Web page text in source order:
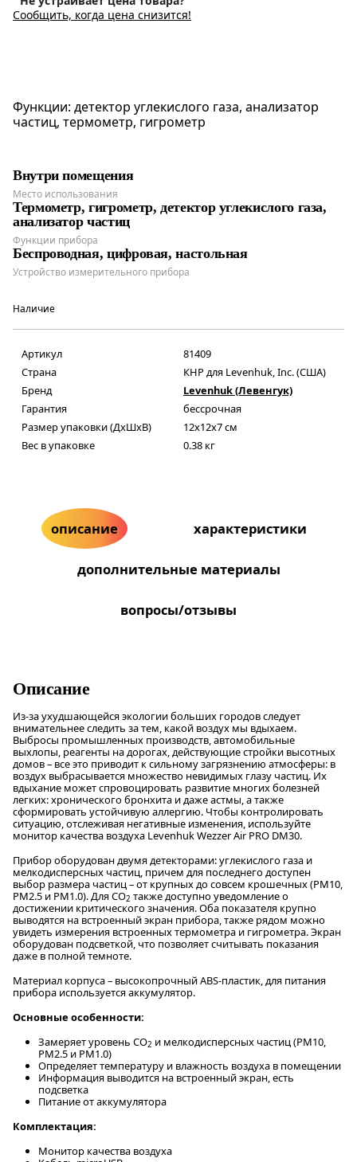
Сообщить, когда цена снизится!
Функции: детектор углекислого газа, анализатор
частиц, термометр, гигрометр
Внутри помещения
Место использования
Термометр, гигрометр, детектор углекислого газа,
анализатор частиц
Функции прибора
Беспроводная, цифровая, настольная
Устройство измерительного прибора
Наличие
Артикул
81409
Страна
КНР для Levenhuk, Inc. (США)
Бренд
Levenhuk (Левенгук)
Гарантия
бессрочная
Размер упаковки (ДxШxВ)
12x12x7 см
Вес в упаковке
0.38 кг
описание характеристики
дополнительные материалы
вопросы/отзывы
Описание
Из-за ухудшающейся экологии больших городов следует
внимательнее следить за тем, какой воздух мы вдыхаем.
Выбросы промышленных производств, автомобильные
выхлопы, реагенты на дорогах, действующие стройки высотных
домов – все это приводит к сильному загрязнению атмосферы: в
воздух выбрасывается множество невидимых глазу частиц. Их
вдыхание может спровоцировать развитие многих болезней
легких: хронического бронхита и даже астмы, а также
сформировать устойчивую аллергию. Чтобы контролировать
ситуацию, отслеживая негативные изменения, используйте
монитор качества воздуха Levenhuk Wezzer Air PRO DM30.
Прибор оборудован двумя детекторами: углекислого газа и
мелкодисперсных частиц, причем для последнего доступен
выбор размера частиц – от крупных до совсем крошечных (PM10,
PM2.5 и PM1.0). Для CO2 также доступно уведомление о
достижении критического значения. Оба показателя крупно
выводятся на встроенный экран прибора, также рядом можно
увидеть измерения встроенных термометра и гигрометра. Экран
оборудован подсветкой, что позволяет считывать показания
даже в полной темноте.
Материал корпуса – высокопрочный ABS-пластик, для питания
прибора используется аккумулятор.
Основные особенности:
Замеряет уровень CO2 и мелкодисперсных частиц (PM10,
PM2.5 и PM1.0)
Определяет температуру и влажность воздуха в помещении
Информация выводится на встроенный экран, есть
подсветка
Питание от аккумулятора
Комплектация:
Монитор качества воздуха